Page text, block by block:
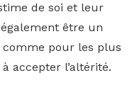
de soi et leur
être un
pour les plus
accepter l’altérité.